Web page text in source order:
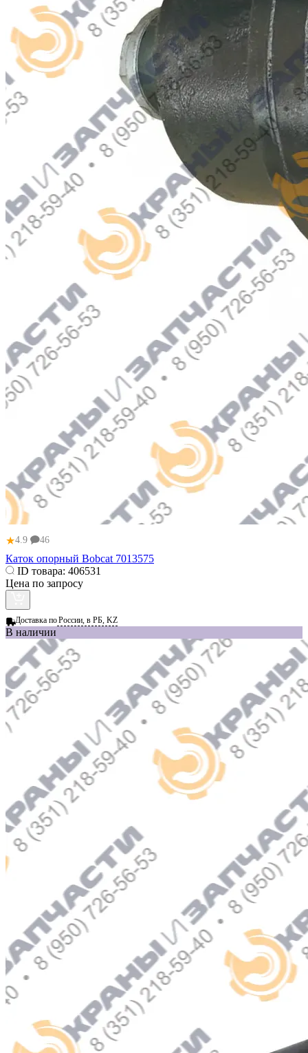
★4.9 46
Каток опорный Bobcat 7013575
ID товара: 406531
Цена по запросу
Доставка поРоссии, в РБ, KZ
В наличии